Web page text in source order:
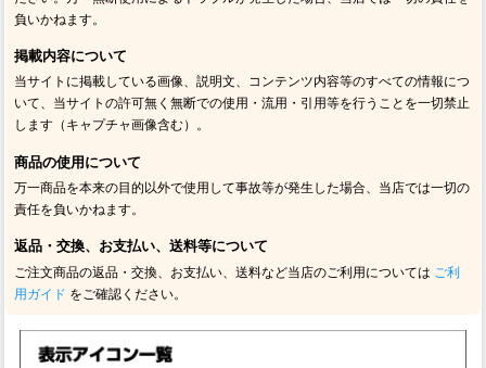
負いかねます。
掲載内容について
当サイトに掲載している画像、説明文、コンテンツ内容等のすべての情報につ
いて、当サイトの許可無く無断での使用・流用・引用等を行うことを一切禁止
します（キャプチャ画像含む）。
商品の使用について
万一商品を本来の目的以外で使用して事故等が発生した場合、当店では一切の
責任を負いかねます。
返品・交換、お支払い、送料等について
ご注文商品の返品・交換、お支払い、送料など当店のご利用については ご利
用ガイド をご確認ください。